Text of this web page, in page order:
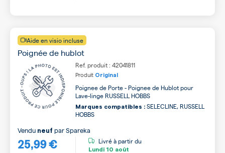
Aide en visio incluse
Poignée de hublot
Ref. produit : 42041811
Produit Original
Poignee de Porte - Poignee de Hublot pour
Lave-linge RUSSELL HOBBS
Marques compatibles : SELECLINE, RUSSELL
HOBBS
25,99 €
Vendu neuf parSpareka
Livré à partir du
Lundi 10 août